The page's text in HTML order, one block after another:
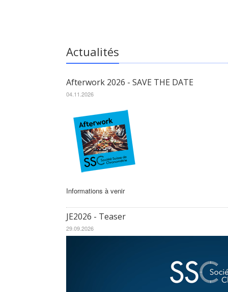
Actualités
Afterwork 2026 - SAVE THE DATE
04.11.2026
Informations à venir
JE2026 - Teaser
29.09.2026